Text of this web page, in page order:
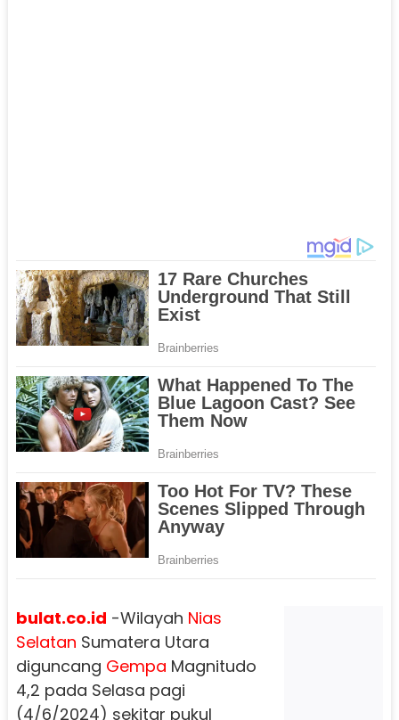
bulat.co.id -Wilayah Nias
Selatan Sumatera Utara
diguncang Gempa Magnitudo
4,2 pada Selasa pagi
(4/6/2024) sekitar pukul